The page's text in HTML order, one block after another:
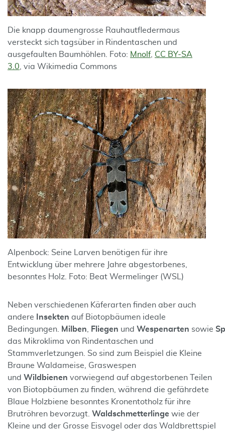
Die knapp daumengrosse Rauhautfledermaus
versteckt sich tagsüber in Rindentaschen und
ausgefaulten Baumhöhlen. Foto: Mnolf CC BY-SA
3.0 , via Wikimedia Commons
Alpenbock: Seine Larven benötigen für ihre
Entwicklung über mehrere Jahre abgestorbenes,
besonntes Holz. Foto: Beat Wermelinger (WSL)
Neben verschiedenen Käferarten finden aber auch
andere
Insekten auf Biotopbäumen ideale
Bedingungen.
Milben Fliegen und Wespenarten sowie
das Mikroklima von Rindentaschen und
Stammverletzungen. So sind zum Beispiel die Kleine
Braune Waldameise, Graswespen
und Wildbienen vorwiegend auf abgestorbenen Teilen
von Biotopbäumen zu finden, während die gefährdete
Blaue Holzbiene besonntes Kronentotholz für ihre
Brutröhren bevorzugt. Waldschmetterlinge wie der
Kleine und der Grosse Eisvogel oder das Waldbrettspiel